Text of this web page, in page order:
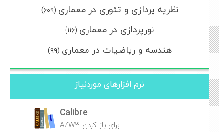
نظریه پردازی و تئوری در معماری (۶۰۹)
نورپردازی در معماری (۱۱۶)
هندسه و ریاضیات در معماری (۹۹)
نرم افزارهای موردنیاز
Calibre
برای باز کردن AZW3